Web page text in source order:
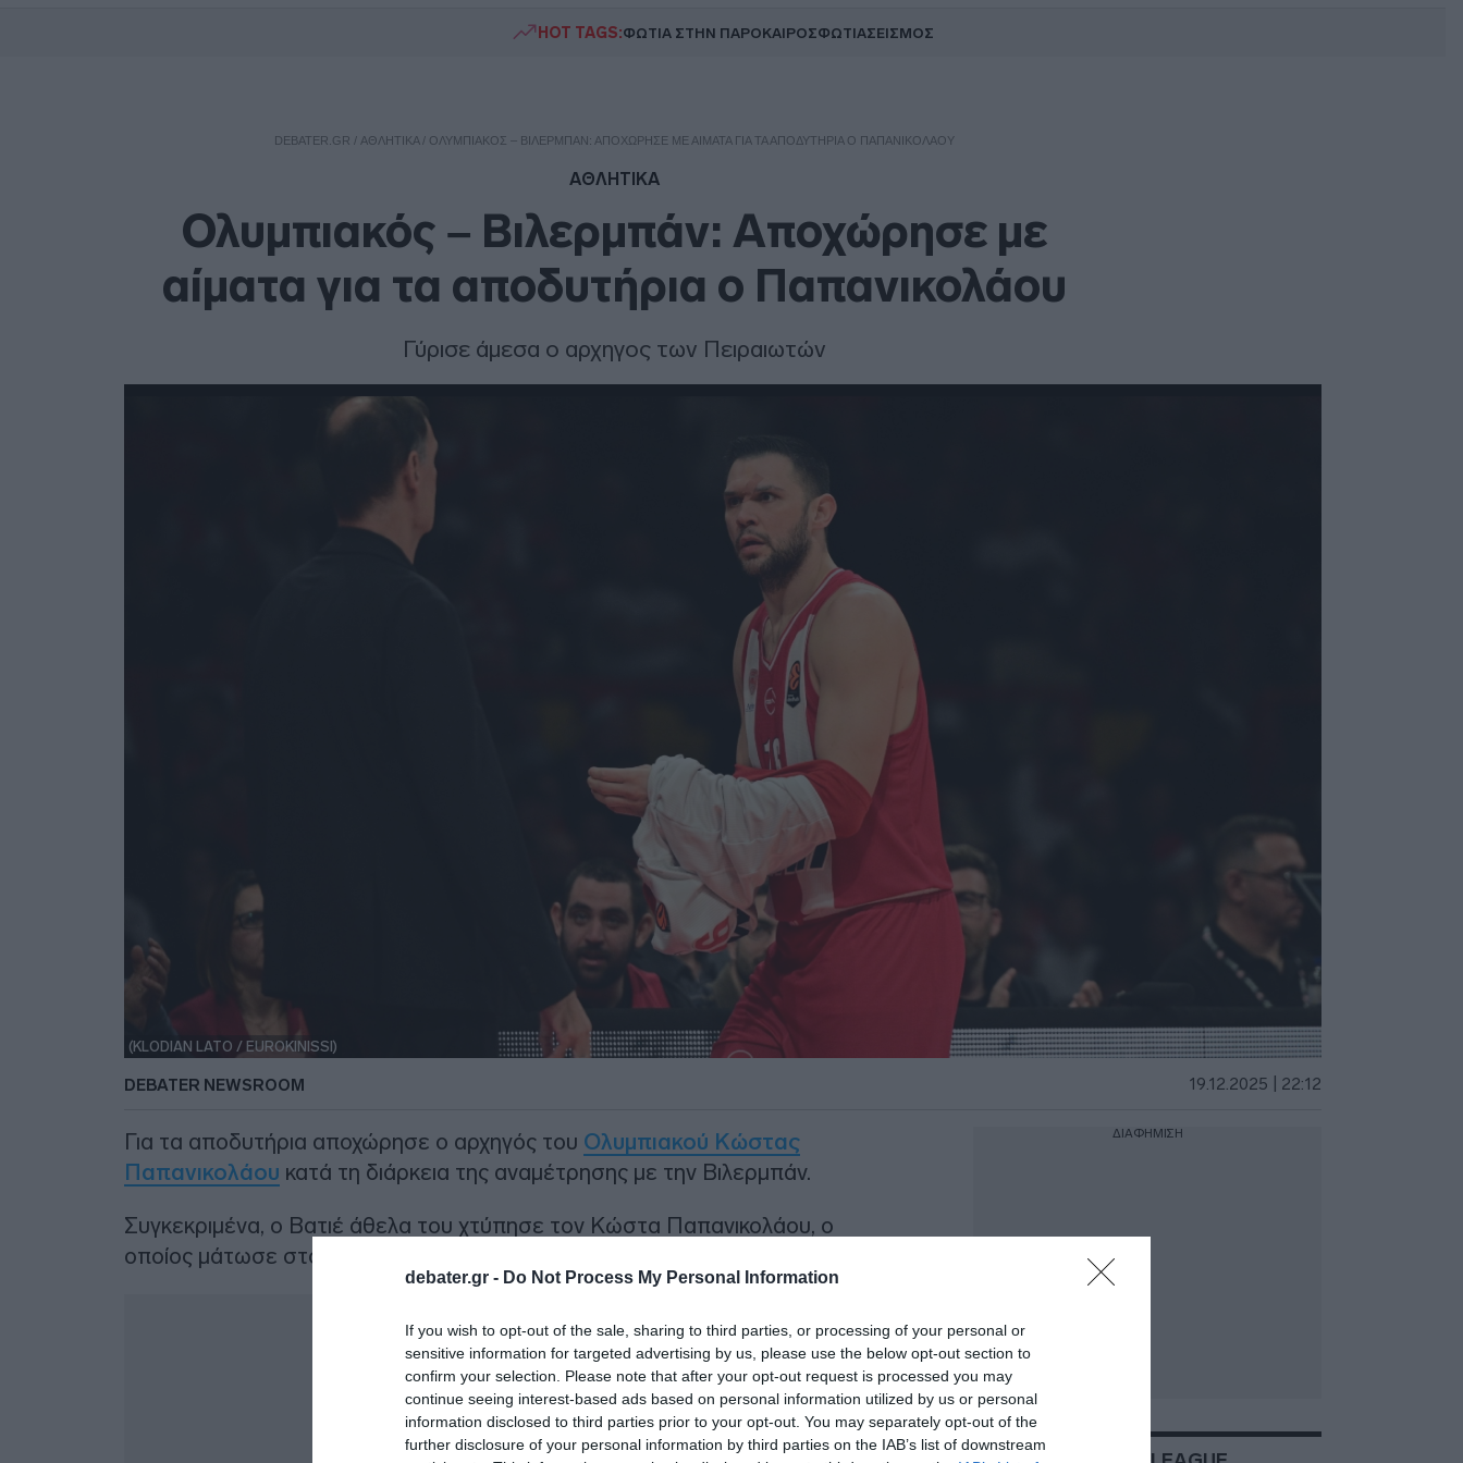
debater.gr - Do Not Process My Personal Information
If you wish to opt-out of the sale, sharing to third parties, or processing of your personal or
sensitive information for targeted advertising by us, please use the below opt-out section to
confirm your selection. Please note that after your opt-out request is processed you may
continue seeing interest-based ads based on personal information utilized by us or personal
information disclosed to third parties prior to your opt-out. You may separately opt-out of the
further disclosure of your personal information by third parties on the IAB’s list of downstream
HOT TAGS:ΦΩΤΙΑ ΣΤΗΝ ΠΑΡΟΚΑΙΡΟΣΦΩΤΙΑΣΕΙΣΜΟΣ
DEBATER.GR / ΑΘΛΗΤΙΚΑ/ ΟΛΥΜΠΙΑΚΌΣ – ΒΙΛΕΡΜΠΆΝ: ΑΠΟΧΏΡΗΣΕ ΜΕ ΑΊΜΑΤΑ ΓΙΑ ΤΑ ΑΠΟΔΥΤΉΡΙΑ Ο ΠΑΠΑΝΙΚΟΛΆΟΥ
ΑΘΛΗΤΙΚΑ
Ολυμπιακός – Βιλερμπάν: Αποχώρησε με
αίματα για τα αποδυτήρια ο Παπανικολάου
Γύρισε άμεσα ο αρχηγος των Πειραιωτών
(KLODIAN LATO / EUROKINISSI)
DEBATER NEWSROOM 19.12.2025 | 22:12
Για τα αποδυτήρια αποχώρησε ο αρχηγός του Ολυμπιακού Κώστας
Παπανικολάου κατά τη διάρκεια της αναμέτρησης με την Βιλερμπάν.
Συγκεκριμένα, ο Βατιέ άθελα του χτύπησε τον Κώστα Παπανικολάου, ο
οποίος μάτωσε στο πρόσωπο.
ΔΙΑΦΗΜΙΣΗ